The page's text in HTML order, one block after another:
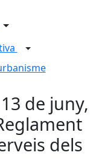
de juny,
dels